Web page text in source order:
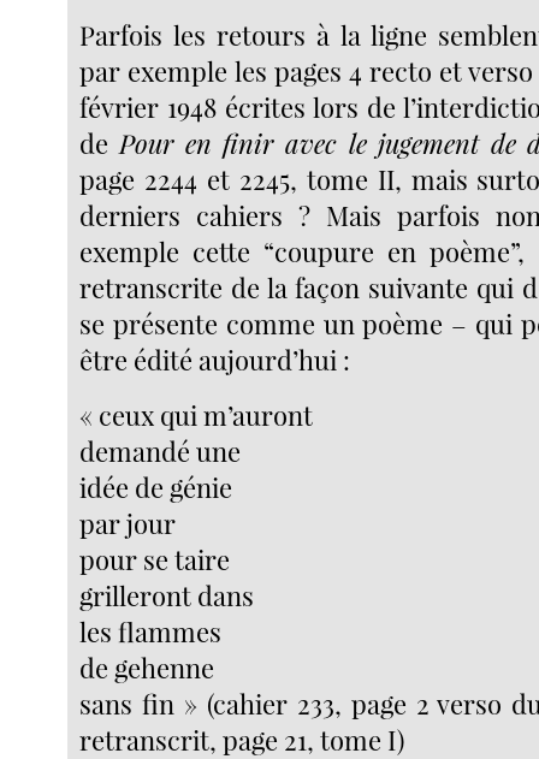
Parfois les retours à la ligne
par exemple les pages 4 recto et
février 1948 écrites lors de
dePour en finir avec le jugement de
page 2244 et 2245, tome II, mais
derniers cahiers ? Mais parfois
exemple cette “coupure en
retranscrite de la façon suivante qui
se présente comme un poème – qui
être édité aujourd’hui :
« ceux qui m’auront
demandé une
idée de génie
par jour
pour se taire
grilleront dans
les flammes
de gehenne
sans fin » (cahier 233, page 2 verso
retranscrit, page 21, tome I)